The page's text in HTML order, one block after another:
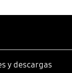
y descargas